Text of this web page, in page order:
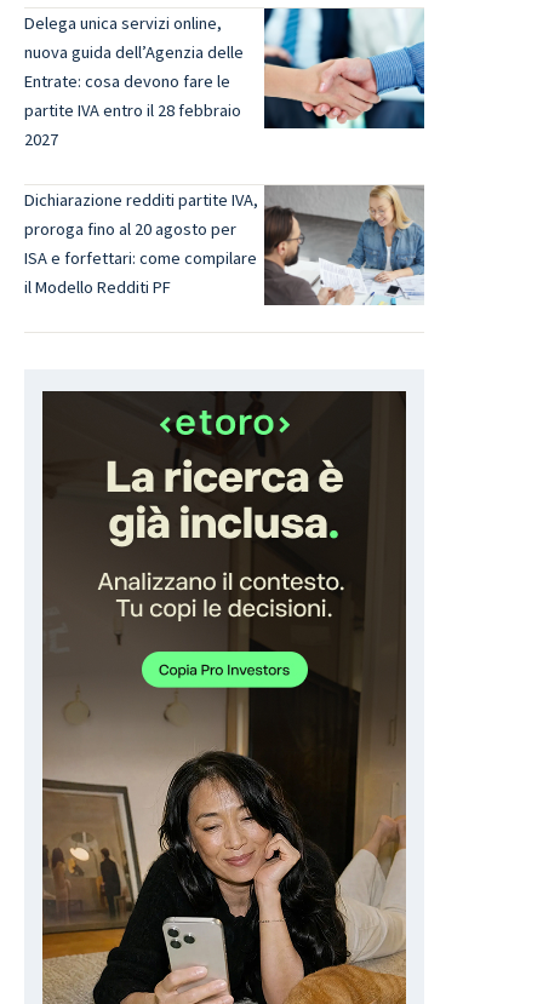
Delega unica servizi online,
nuova guida dell’Agenzia delle
Entrate: cosa devono fare le
partite IVA entro il 28 febbraio
2027
Dichiarazione redditi partite IVA,
proroga fino al 20 agosto per
ISA e forfettari: come compilare
il Modello Redditi PF